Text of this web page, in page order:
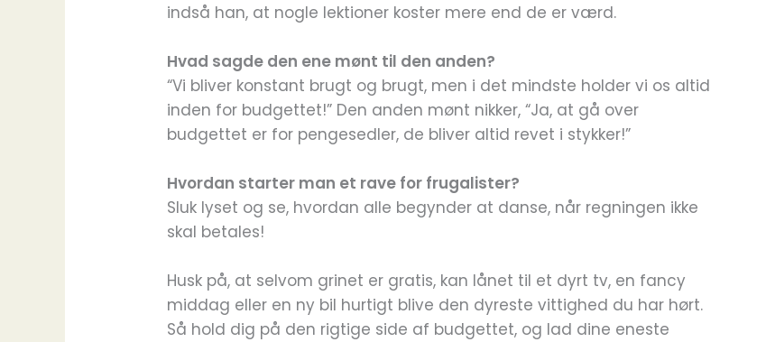
indså han, at nogle lektioner koster mere end de er værd.
Hvad sagde den ene mønt til den anden?
“Vi bliver konstant brugt og brugt, men i det mindste holder vi os altid
inden for budgettet!” Den anden mønt nikker, “Ja, at gå over
budgettet er for pengesedler, de bliver altid revet i stykker!”
Hvordan starter man et rave for frugalister?
Sluk lyset og se, hvordan alle begynder at danse, når regningen ikke
skal betales!
Husk på, at selvom grinet er gratis, kan lånet til et dyrt tv, en fancy
middag eller en ny bil hurtigt blive den dyreste vittighed du har hørt.
Så hold dig på den rigtige side af budgettet, og lad dine eneste